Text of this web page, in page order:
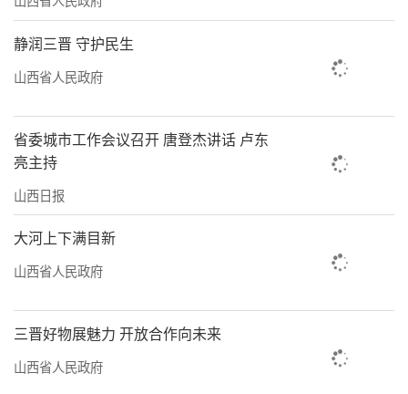
力，非遗名录体系不断完善，目前，我省拥有
国家级非遗代表性项目182个，位列全国前列，
国家级非遗代表性传承人149人；省级非遗代表
人；市级非遗代表性项目2103项，市级非遗代
表性传承人2500人；县级非遗代表性项目5089
项，县级非遗代表性传承人5515人。2023年1
月，晋中市正式成为国家级文化生态保护区。
省文旅厅非遗处负责人说：“山西五千年
蕴藏丰富，是中华文明多元一体、薪火相传的
生动见证，是三晋大地优秀传统文化的活态展
示。”
静润三晋 守护民生
山西省人民政府
省委城市工作会议召开 唐登杰讲话 卢东
亮主持
山西日报
大河上下满目新
山西省人民政府
三晋好物展魅力 开放合作向未来
山西省人民政府